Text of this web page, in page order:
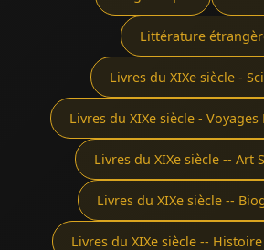
Littérature
Livres du XIXe siècle -
Livres du XIXe siècle -
Livres du XIXe siècle -- Art
Livres du XIXe siècle --
Livres du XIXe siècle --